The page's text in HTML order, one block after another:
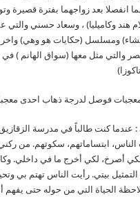
انفصلا بعد زواجهما بفترة
هند وكاميليا) ، وسعاد حسني
ومسلسل (حكايات هو وهي) واخر
والتي مثل معها (سواق الهانم )
فوصل لدرجة ذهاب احدى
كنت طالباً في مدرسة
ابتساماتهم، سكوتهم. من
أصرخ، لكي أخرج ما في داخلي.
التمثيل بيتي. رأيت الناس تهتم بي
الحياة التي من حوله حتى يفهم